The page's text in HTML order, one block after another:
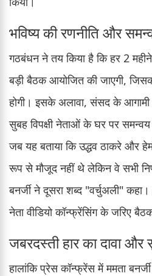
भविष्य की रणनीति और
गठबंधन ने तय किया है कि हर 2
बड़ी बैठक आयोजित की जाएगी,
होगी। इसके अलावा, संसद के
सुबह विपक्षी नेताओं के घर पर
जब यह बताया कि उद्धव ठाकरे और
रूप से मौजूद नहीं थे लेकिन वे सभी
बनर्जी ने दूसरा शब्द "वर्चुअली"
नेता वीडियो कॉन्फ्रेंसिंग के जरिए
जबरदस्ती हार का दावा और
हालांकि प्रेस कॉन्फ्रेंस में ममता